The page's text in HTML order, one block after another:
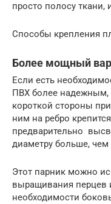
просто полосу ткани,
Способы крепления
Более мощный
Если есть
ПВХ более надежным,
короткой стороны
ним на ребро
предварительно
диаметру больше,
Этот парник можно
выращивания перцев
необходимости